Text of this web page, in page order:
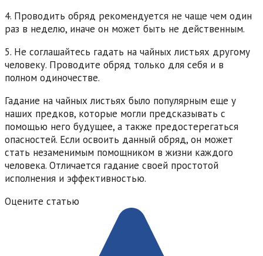
4. Проводить обряд рекомендуется не чаще чем один
раз в неделю, иначе он может быть не действенным.
5. Не соглашайтесь гадать на чайных листьях другому
человеку. Проводите обряд только для себя и в
полном одиночестве.
Гадание на чайных листьях было популярным еще у
наших предков, которые могли предсказывать с
помощью него будущее, а также предостерегаться
опасностей. Если освоить данный обряд, он может
стать незаменимым помощником в жизни каждого
человека. Отличается гадание своей простотой
исполнения и эффективностью.
Оцените статью